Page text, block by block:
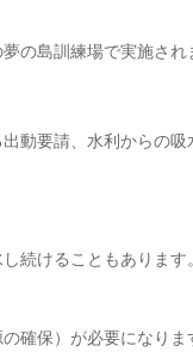
の島訓練場で実施さ
動要請、水利からの
続けることもあります
確保）が必要になり